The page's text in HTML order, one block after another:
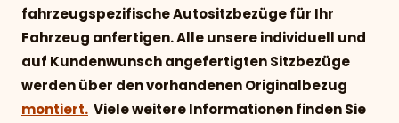
fahrzeugspezifische Autositzbezüge für Ihr
Fahrzeug anfertigen. Alle unsere individuell und
auf Kundenwunsch angefertigten Sitzbezüge
werden über den vorhandenen Originalbezug
montiert. Viele weitere Informationen finden Sie